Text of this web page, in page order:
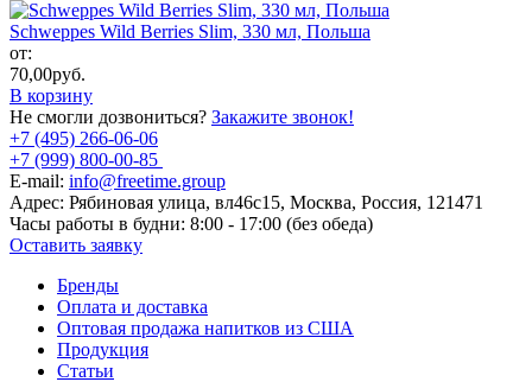
Schweppes Wild Berries Slim, 330 мл, Польша
от:
70,00руб.
В корзину
Не смогли дозвониться? Закажите звонок!
+7 (495) 266-06-06
+7 (999) 800-00-85
E-mail: info@freetime.group
Адрес: Рябиновая улица, вл46с15, Москва, Россия, 121471
Часы работы в будни: 8:00 - 17:00 (без обеда)
Оставить заявку
Бренды
Оплата и доставка
Оптовая продажа напитков из США
Продукция
Статьи